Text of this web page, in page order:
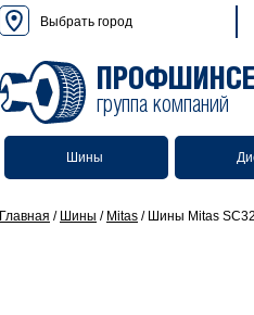
Выбрать город
группа компаний
Шины
Главная / Шины / Mitas / Шины Mitas